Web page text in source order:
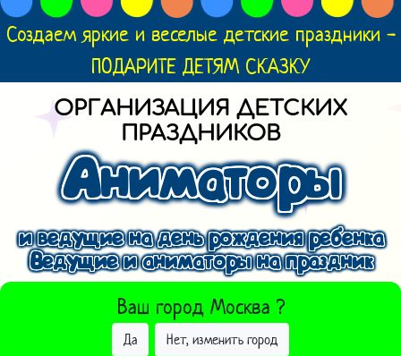
Создаем яркие и веселые детские праздники -
ПОДАРИТЕ ДЕТЯМ СКАЗКУ
ОРГАНИЗАЦИЯ ДЕТСКИХ
ПРАЗДНИКОВ
Аниматоры
и ведущие на день рождения ребенка
Ведущие и аниматоры на праздник
Ваш город Москва ?
Да Нет, изменить город
ВЫБРАТЬ ДРУГОЙ ГОРОД